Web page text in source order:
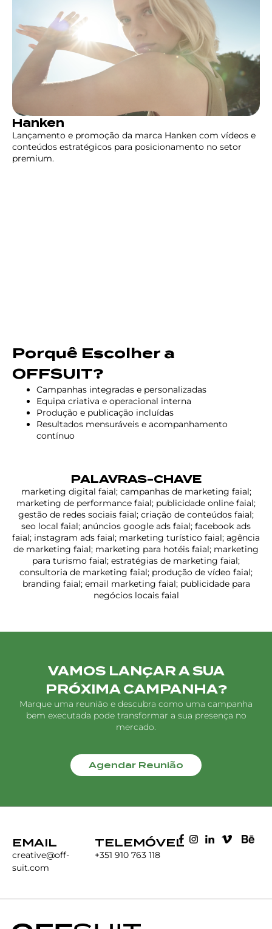
Hanken
Lançamento e promoção da marca Hanken com vídeos e
conteúdos estratégicos para posicionamento no setor
premium.
Porquê Escolher a
OFFSUIT?
Campanhas integradas e personalizadas
Equipa criativa e operacional interna
Produção e publicação incluídas
Resultados mensuráveis e acompanhamento
contínuo
PALAVRAS-CHAVE
marketing digital faial; campanhas de marketing faial;
marketing de performance faial; publicidade online faial;
gestão de redes sociais faial; criação de conteúdos faial;
seo local faial; anúncios google ads faial; facebook ads
faial; instagram ads faial; marketing turístico faial; agência
de marketing faial; marketing para hotéis faial; marketing
para turismo faial; estratégias de marketing faial;
consultoria de marketing faial; produção de vídeo faial;
branding faial; email marketing faial; publicidade para
negócios locais faial
VAMOS LANÇAR A SUA
PRÓXIMA CAMPANHA?
Marque uma reunião e descubra como uma campanha
bem executada pode transformar a sua presença no
mercado.
Agendar Reunião
EMAIL
creative@off-
suit.com
TELEMÓVEL
+351 910 763 118